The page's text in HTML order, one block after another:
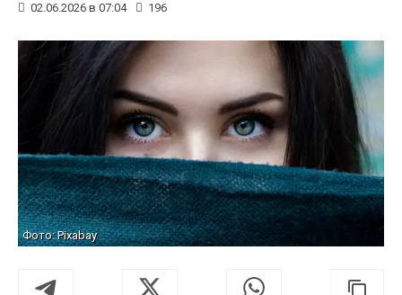
02.06.2026 в 07:04 196
Фото: Pixabay